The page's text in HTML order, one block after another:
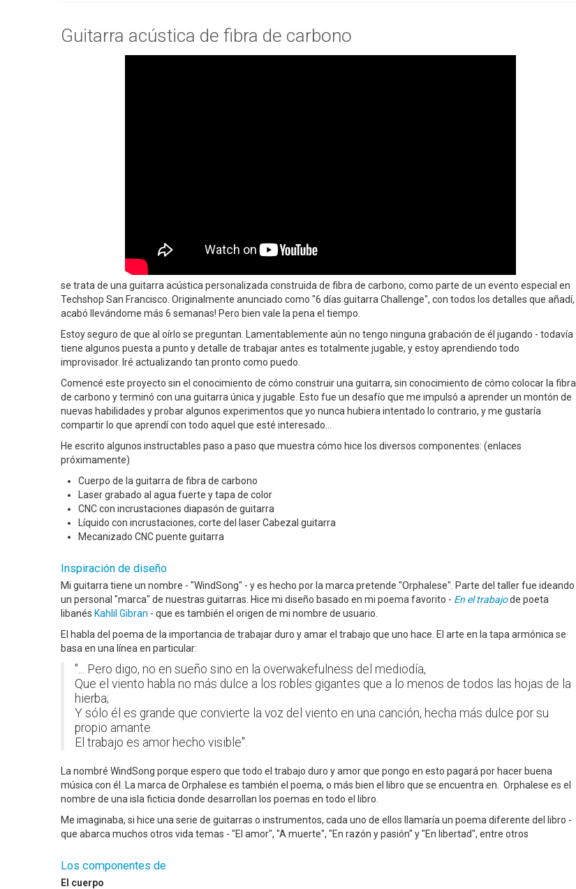
Guitarra acústica de fibra de carbono
se trata de una guitarra acústica personalizada construida de fibra de carbono, como parte de un evento especial en
Techshop San Francisco. Originalmente anunciado como "6 días guitarra Challenge", con todos los detalles que añadí,
acabó llevándome más 6 semanas! Pero bien vale la pena el tiempo.
Estoy seguro de que al oírlo se preguntan. Lamentablemente aún no tengo ninguna grabación de él jugando - todavía
tiene algunos puesta a punto y detalle de trabajar antes es totalmente jugable, y estoy aprendiendo todo
improvisador. Iré actualizando tan pronto como puedo.
Comencé este proyecto sin el conocimiento de cómo construir una guitarra, sin conocimiento de cómo colocar la fibra
de carbono y terminó con una guitarra única y jugable. Esto fue un desafío que me impulsó a aprender un montón de
nuevas habilidades y probar algunos experimentos que yo nunca hubiera intentado lo contrario, y me gustaría
compartir lo que aprendí con todo aquel que esté interesado...
He escrito algunos instructables paso a paso que muestra cómo hice los diversos componentes: (enlaces
próximamente)
Cuerpo de la guitarra de fibra de carbono
Laser grabado al agua fuerte y tapa de color
CNC con incrustaciones diapasón de guitarra
Líquido con incrustaciones, corte del laser Cabezal guitarra
Mecanizado CNC puente guitarra
Inspiración de diseño
Mi guitarra tiene un nombre - "WindSong" - y es hecho por la marca pretende "Orphalese". Parte del taller fue ideando
un personal "marca" de nuestras guitarras. Hice mi diseño basado en mi poema favorito - En el trabajode poeta
libanés Kahlil Gibran - que es también el origen de mi nombre de usuario.
El habla del poema de la importancia de trabajar duro y amar el trabajo que uno hace. El arte en la tapa armónica se
basa en una línea en particular:
"... Pero digo, no en sueño sino en la overwakefulness del mediodía,
Que el viento habla no más dulce a los robles gigantes que a lo menos de todos las hojas de la
hierba;
Y sólo él es grande que convierte la voz del viento en una canción, hecha más dulce por su
propio amante.
El trabajo es amor hecho visible".
La nombré WindSong porque espero que todo el trabajo duro y amor que pongo en esto pagará por hacer buena
música con él. La marca de Orphalese es también el poema, o más bien el libro que se encuentra en. Orphalese es el
nombre de una isla ficticia donde desarrollan los poemas en todo el libro.
Me imaginaba, si hice una serie de guitarras o instrumentos, cada uno de ellos llamaría un poema diferente del libro -
que abarca muchos otros vida temas - "El amor", "A muerte", "En razón y pasión" y "En libertad", entre otros
Los componentes de
El cuerpo